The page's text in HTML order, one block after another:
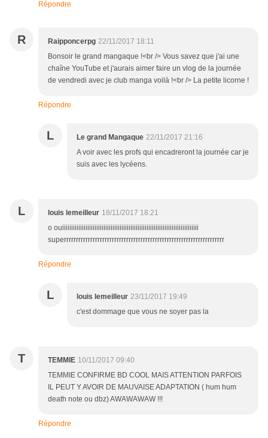
Répondre
R Raipponcerpg 22/11/2017 18:11
Bonsoir le grand mangaque !<br /> Vous savez que j'ai une
chaîne YouTube et j'aurais aimer faire un vlog de la journée
de vendredi avec je club manga voilà !<br /> La petite licorne !
Répondre
L Le grand Mangaque 22/11/2017 21:16
A voir avec les profs qui encadreront la journée car je
suis avec les lycéens.
L louis lemeilleur 18/11/2017 18:21
o ouiiiiiiiiiiiiiiiiiiiiiiiiiiiiiiiiiiiiiiiiiiiiiiiiiiiiiiiiiiiiiiiiiiiiiiiiiiii
superrrrrrrrrrrrrrrrrrrrrrrrrrrrrrrrrrrrrrrrrrrrrrrrrrrrrrrrrrrrrrrrrrr
Répondre
L louis lemeilleur 23/11/2017 19:49
c'est dommage que vous ne soyer pas la
T TEMMIE 10/11/2017 09:40
TEMMIE CONFIRME BD COOL MAIS ATTENTION PARFOIS
IL PEUT Y AVOIR DE MAUVAISE ADAPTATION ( hum hum
death note ou dbz) AWAWAWAW !!!
Répondre